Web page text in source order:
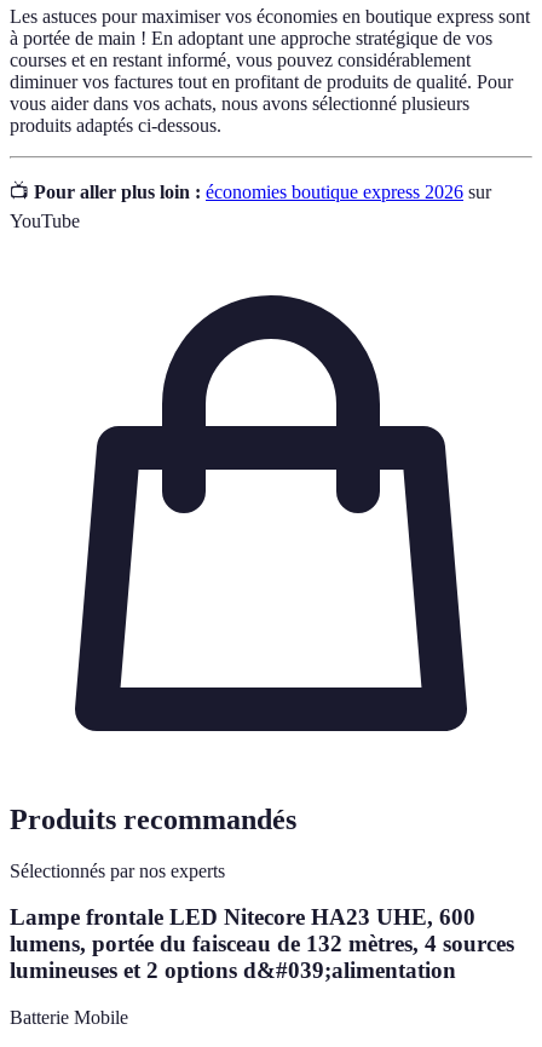
Les astuces pour maximiser vos économies en boutique express sont
à portée de main ! En adoptant une approche stratégique de vos
courses et en restant informé, vous pouvez considérablement
diminuer vos factures tout en profitant de produits de qualité. Pour
vous aider dans vos achats, nous avons sélectionné plusieurs
produits adaptés ci-dessous.
📺 Pour aller plus loin : économies boutique express 2026 sur
YouTube
Produits recommandés
Sélectionnés par nos experts
Lampe frontale LED Nitecore HA23 UHE, 600
lumens, portée du faisceau de 132 mètres, 4 sources
lumineuses et 2 options d&#039;alimentation
Batterie Mobile